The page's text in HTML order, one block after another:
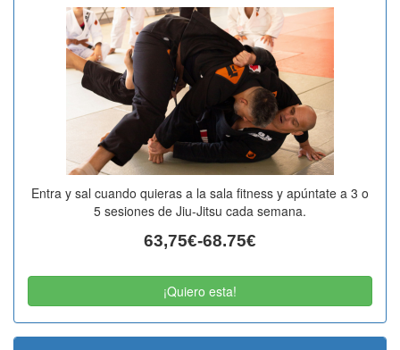
Entra y sal cuando quieras a la sala fitness y apúntate a 3 o
5 sesiones de Jiu-Jitsu cada semana.
63,75€-68.75€
¡Quiero esta!